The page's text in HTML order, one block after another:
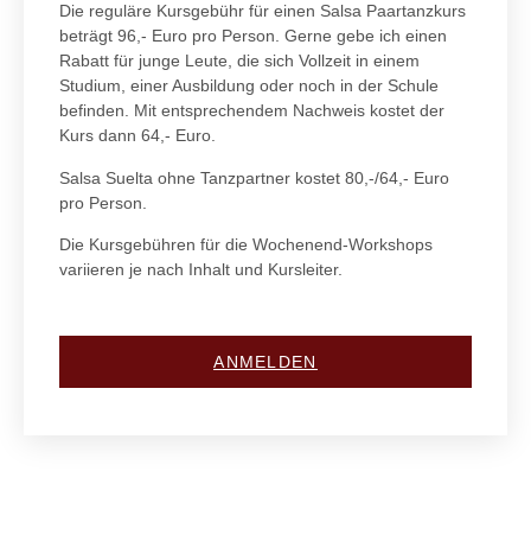
Die reguläre Kursgebühr für einen Salsa Paartanzkurs
beträgt 96,- Euro pro Person. Gerne gebe ich einen
Rabatt für junge Leute, die sich Vollzeit in einem
Studium, einer Ausbildung oder noch in der Schule
befinden. Mit entsprechendem Nachweis kostet der
Kurs dann 64,- Euro.
Salsa Suelta ohne Tanzpartner kostet 80,-/64,- Euro
pro Person.
Die Kursgebühren für die Wochenend-Workshops
variieren je nach Inhalt und Kursleiter.
ANMELDEN